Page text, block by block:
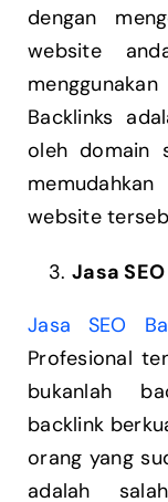
dengan
website
Backlinks
oleh domain
website
Jasa
Jasa SEO
Profesional
bukanlah
backlink
orang yang
adalah